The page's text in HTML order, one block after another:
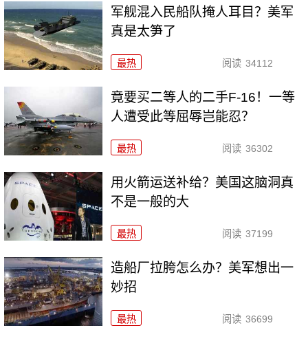
军舰混入民船队掩人耳目？美军
真是太笋了
最热 阅读 34112
竟要买二等人的二手F-16！一等
人遭受此等屈辱岂能忍？
最热 阅读 36302
用火箭运送补给？美国这脑洞真
不是一般的大
最热 阅读 37199
造船厂拉胯怎么办？美军想出一
妙招
最热 阅读 36699